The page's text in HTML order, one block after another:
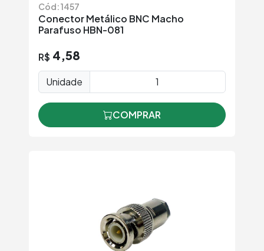
Cód: 1457
Conector Metálico BNC Macho
Parafuso HBN-081
R$ 4,58
Unidade
COMPRAR